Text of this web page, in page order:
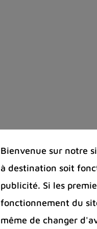
Bienvenue sur notre
à destination soit
publicité. Si les
fonctionnement du
même de changer